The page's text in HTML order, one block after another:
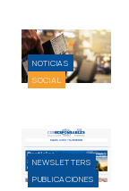
NOTICIAS
SOCIAL
NEWSLETTERS
PUBLICACIONES